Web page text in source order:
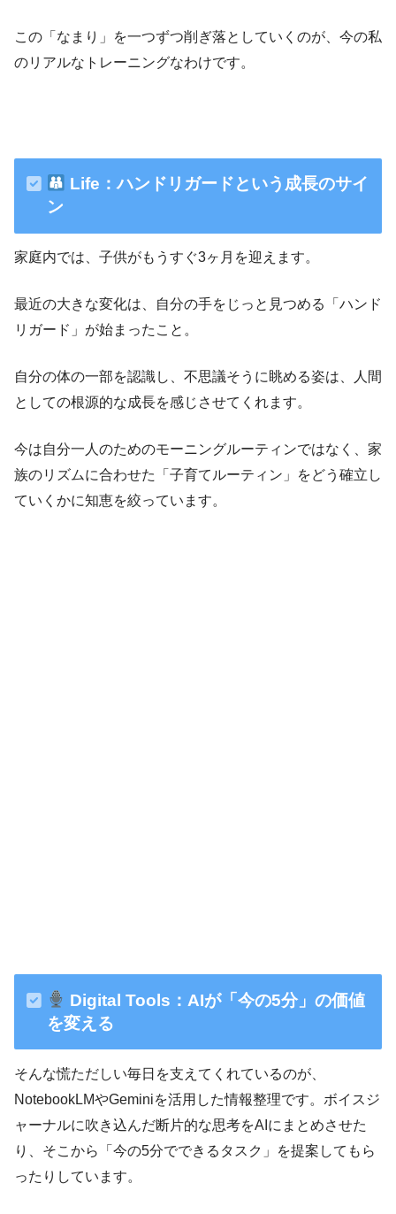
この「なまり」を一つずつ削ぎ落としていくのが、今の私
のリアルなトレーニングなわけです。
Life：ハンドリガードという成長のサイ
ン
家庭内では、子供がもうすぐ3ヶ月を迎えます。
最近の大きな変化は、自分の手をじっと見つめる「ハンド
リガード」が始まったこと。
自分の体の一部を認識し、不思議そうに眺める姿は、人間
としての根源的な成長を感じさせてくれます。
今は自分一人のためのモーニングルーティンではなく、家
族のリズムに合わせた「子育てルーティン」をどう確立し
ていくかに知恵を絞っています。
Digital Tools：AIが「今の5分」の価値
を変える
そんな慌ただしい毎日を支えてくれているのが、
NotebookLMやGeminiを活用した情報整理です。ボイスジ
ャーナルに吹き込んだ断片的な思考をAIにまとめさせた
り、そこから「今の5分でできるタスク」を提案してもら
ったりしています。